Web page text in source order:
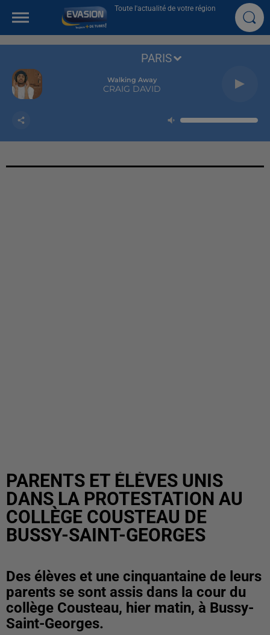
Toute l'actualité de votre région
Walking Away
CRAIG DAVID
PARIS
PARENTS ET ÉLÈVES UNIS
DANS LA PROTESTATION AU
COLLÈGE COUSTEAU DE
BUSSY-SAINT-GEORGES
Des élèves et une cinquantaine de leurs
parents se sont assis dans la cour du
collège Cousteau, hier matin, à Bussy-
Saint-Georges.